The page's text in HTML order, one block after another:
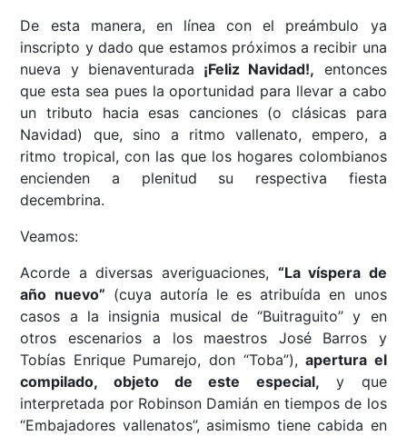
De esta manera, en línea con el preámbulo ya
inscripto y dado que estamos próximos a recibir una
nueva y bienaventurada ¡Feliz Navidad!, entonces
que esta sea pues la oportunidad para llevar a cabo
un tributo hacia esas canciones (o clásicas para
Navidad) que, sino a ritmo vallenato, empero, a
ritmo tropical, con las que los hogares colombianos
encienden a plenitud su respectiva fiesta
decembrina.
Veamos:
Acorde a diversas averiguaciones, “La víspera de
año nuevo” (cuya autoría le es atribuída en unos
casos a la insignia musical de “Buitraguito” y en
otros escenarios a los maestros José Barros y
Tobías Enrique Pumarejo, don “Toba”),apertura el
compilado, objeto de este especial, y que
interpretada por Robinson Damián en tiempos de los
“Embajadores vallenatos”, asimismo tiene cabida en